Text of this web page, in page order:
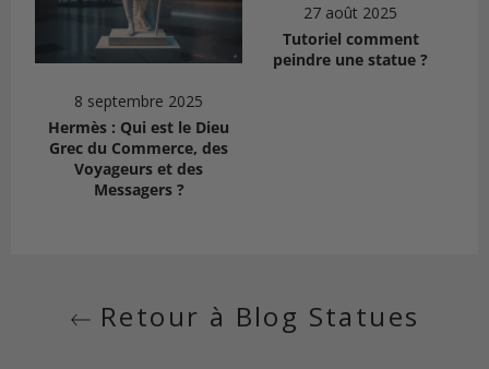
8 septembre 2025
Hermès : Qui est le Dieu
Grec du Commerce, des
Voyageurs et des
Messagers ?
27 août 2025
Tutoriel comment
peindre une statue ?
Retour à Blog Statues